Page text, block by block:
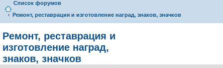
Список форумов
Ремонт, реставрация и изготовление наград, знаков, значков
Ремонт, реставрация и
изготовление наград,
знаков, значков